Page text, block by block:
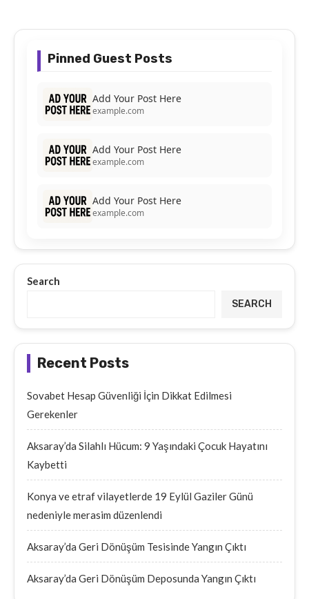
Pinned Guest Posts
Add Your Post Here
example.com
Add Your Post Here
example.com
Add Your Post Here
example.com
Search
SEARCH
Recent Posts
Sovabet Hesap Güvenliği İçin Dikkat Edilmesi
Gerekenler
Aksaray’da Silahlı Hücum: 9 Yaşındaki Çocuk Hayatını
Kaybetti
Konya ve etraf vilayetlerde 19 Eylül Gaziler Günü
nedeniyle merasim düzenlendi
Aksaray’da Geri Dönüşüm Tesisinde Yangın Çıktı
Aksaray’da Geri Dönüşüm Deposunda Yangın Çıktı